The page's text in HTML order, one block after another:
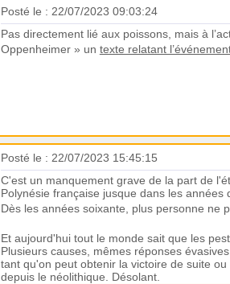
Posté le : 22/07/2023 09:03:24
Pas directement lié aux poissons, mais à
Oppenheimer » un texte relatant
Posté le : 22/07/2023 15:45:15
C'est un manquement grave de la part de
Polynésie française jusque dans les années
Dès les années soixante, plus personne
Et aujourd'hui tout le monde sait que les
Plusieurs causes, mêmes réponses
tant qu'on peut obtenir la victoire de suite
depuis le néolithique. Désolant.